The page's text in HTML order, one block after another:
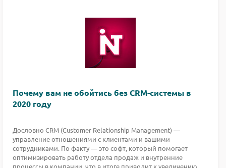
Почему вам не обойтись без CRM-системы в
2020 году
Дословно CRM (Customer Relationship Management) —
управление отношениями с клиентами и вашими
сотрудниками. По факту — это софт, который помогает
оптимизировать работу отдела продаж и внутренние
процессы в компании, что в итоге приводит к увеличению